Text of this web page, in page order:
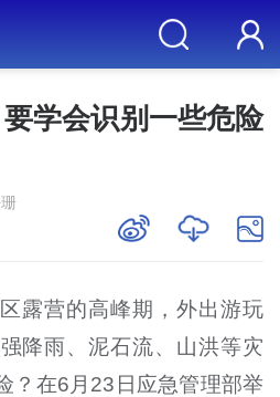
学会识别一些危险
露营的高峰期，外出游玩
降雨、泥石流、山洪等灾
？在6月23日应急管理部举